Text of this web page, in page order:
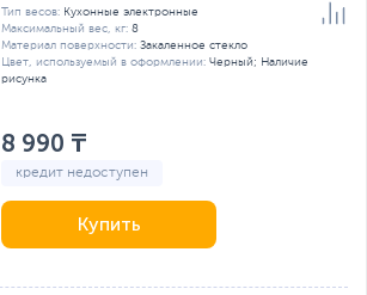
Тип весов: Кухонные электронные
Максимальный вес, кг: 8
Материал поверхности: Закаленное стекло
Цвет, используемый в оформлении: Черный; Наличие
рисунка
8 990 ₸
кредит недоступен
Купить